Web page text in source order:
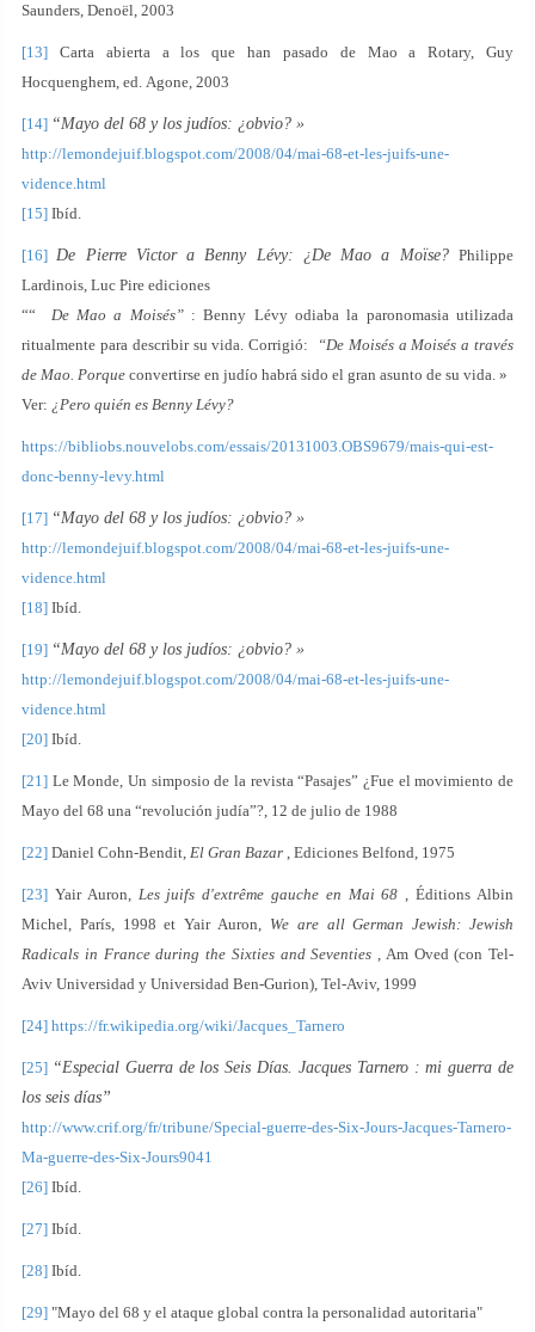
Saunders, Denoël, 2003
[13] Carta abierta a los que han pasado de Mao a Rotary, Guy
Hocquenghem, ed. Agone, 2003
[14] “Mayo del 68 y los judíos: ¿obvio? »
http://lemondejuif.blogspot.com/2008/04/mai-68-et-les-juifs-une-
vidence.html
[15] Ibíd.
[16]De Pierre Victor a Benny Lévy: ¿De Mao a Moïse?Philippe
Lardinois, Luc Pire ediciones
““ De Mao a Moisés”: Benny Lévy odiaba la paronomasia utilizada
ritualmente para describir su vida. Corrigió:
“De Moisés a Moisés a través
de Mao. Porque convertirse en judío habrá sido el gran asunto de su vida. »
Ver: ¿Pero quién es Benny Lévy?
https://bibliobs.nouvelobs.com/essais/20131003.OBS9679/mais-qui-est-
donc-benny-levy.html
[17] “Mayo del 68 y los judíos: ¿obvio? »
http://lemondejuif.blogspot.com/2008/04/mai-68-et-les-juifs-une-
vidence.html
[18] Ibíd.
[19] “Mayo del 68 y los judíos: ¿obvio? »
http://lemondejuif.blogspot.com/2008/04/mai-68-et-les-juifs-une-
vidence.html
[20] Ibíd.
[21] Le Monde, Un simposio de la revista “Pasajes” ¿Fue el movimiento de
Mayo del 68 una “revolución judía”?, 12 de julio de 1988
[22] Daniel Cohn-Bendit, El Gran Bazar , Ediciones Belfond, 1975
[23] Yair Auron, Les juifs d'extrême gauche en Mai 68 , Éditions Albin
Michel, París, 1998 et Yair Auron, We are all German Jewish: Jewish
Radicals in France during the Sixties and Seventies , Am Oved (con Tel-
Aviv Universidad y Universidad Ben-Gurion), Tel-Aviv, 1999
[24] https://fr.wikipedia.org/wiki/Jacques_Tarnero
[25] “Especial Guerra de los Seis Días. Jacques Tarnero : mi guerra de
los seis días”
http://www.crif.org/fr/tribune/Special-guerre-des-Six-Jours-Jacques-Tarnero-
Ma-guerre-des-Six-Jours9041
[26] Ibíd.
[27] Ibíd.
[28] Ibíd.
[29] "Mayo del 68 y el ataque global contra la personalidad autoritaria"